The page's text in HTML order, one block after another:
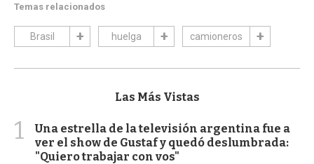
Temas relacionados
Brasil huelga camioneros
Las Más Vistas
1
Una estrella de la televisión argentina fue a
ver el show de Gustaf y quedó deslumbrada:
"Quiero trabajar con vos"